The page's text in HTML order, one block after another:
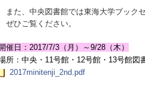
また、中央図書館では東海大学ブック
ぜひご覧ください。
催日：2017/7/3（月）～9/28（木）
所：中央・11号館・12号館・13号館図
2017minitenji_2nd.pdf